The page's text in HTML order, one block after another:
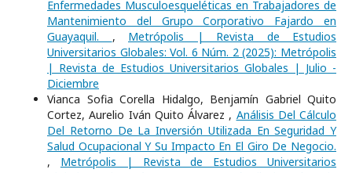
Enfermedades Musculoesqueléticas en Trabajadores de
Mantenimiento del Grupo Corporativo Fajardo en
Guayaquil. , Metrópolis | Revista de Estudios
Universitarios Globales: Vol. 6 Núm. 2 (2025): Metrópolis
| Revista de Estudios Universitarios Globales | Julio -
Diciembre
Vianca Sofia Corella Hidalgo, Benjamín Gabriel Quito
Cortez, Aurelio Iván Quito Álvarez , Análisis Del Cálculo
Del Retorno De La Inversión Utilizada En Seguridad Y
Salud Ocupacional Y Su Impacto En El Giro De Negocio.
, Metrópolis | Revista de Estudios Universitarios